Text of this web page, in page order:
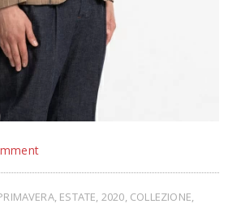
ESTATE, 2020, COLLEZIONE,